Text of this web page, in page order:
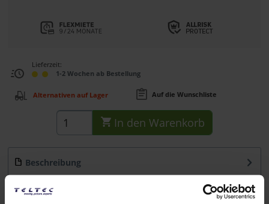
Lieferzeit:
1-2 Wochen ab Bestellung
Alternativen auf Lager Auf die Wunschliste
In den Warenkorb
Beschreibung
Videokopf verfügt über ein...